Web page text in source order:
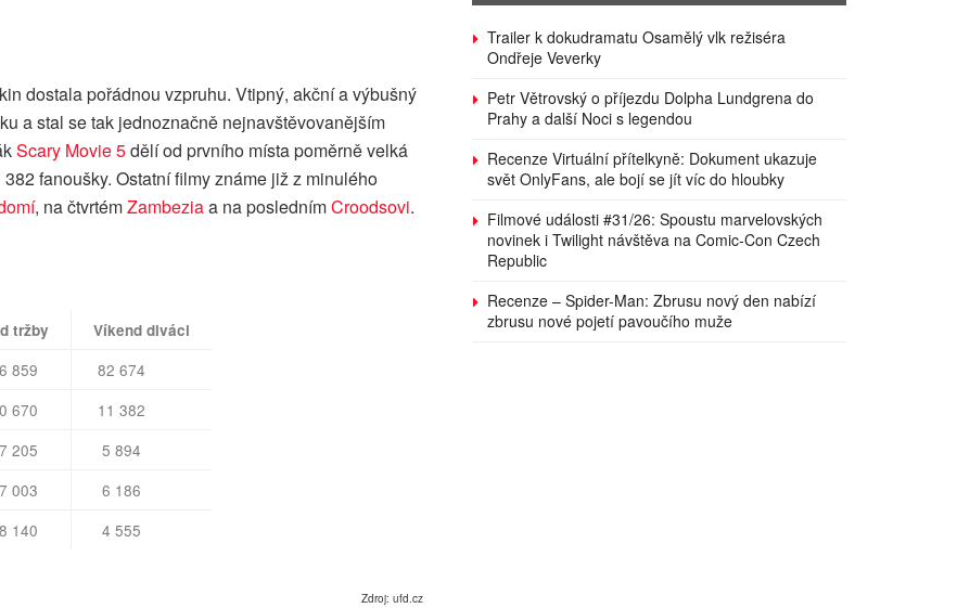
dostala pořádnou vzpruhu. Vtipný, akční a výbušný
a stal se tak jednoznačně nejnavštěvovanějším
Scary Movie 5dělí od prvního místa poměrně velká
fanoušky. Ostatní filmy známe již z minulého
, na čtvrtémZambeziaa na poslednímCroodsovi.
tržby
Víkend diváci
859 82 674
670 11 382
205 5 894
003 6 186
140 4 555
Zdroj: ufd.cz
Trailer k dokudramatu Osamělý vlk režiséra
Ondřeje Veverky
Petr Větrovský o příjezdu Dolpha Lundgrena do
Prahy a další Noci s legendou
Recenze Virtuální přítelkyně: Dokument ukazuje
svět OnlyFans, ale bojí se jít víc do hloubky
Filmové události #31/26: Spoustu marvelovských
novinek i Twilight návštěva na Comic-Con Czech
Republic
Recenze – Spider-Man: Zbrusu nový den nabízí
zbrusu nové pojetí pavoučího muže